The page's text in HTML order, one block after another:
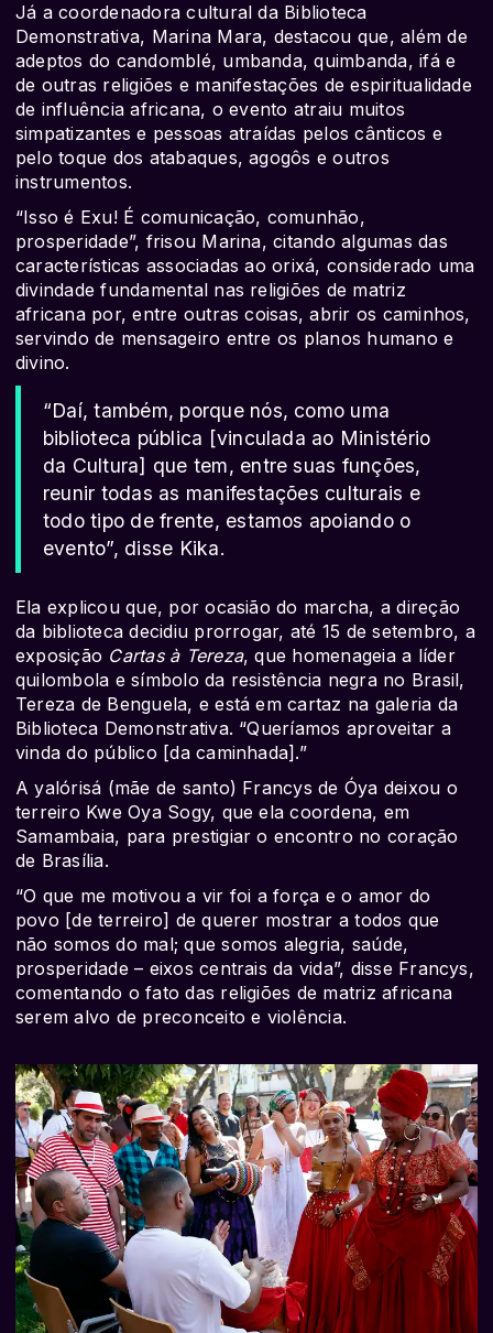
Já a coordenadora cultural da Biblioteca
Demonstrativa, Marina Mara, destacou que, além de
adeptos do candomblé, umbanda, quimbanda, ifá e
de outras religiões e manifestações de espiritualidade
de influência africana, o evento atraiu muitos
simpatizantes e pessoas atraídas pelos cânticos e
pelo toque dos atabaques, agogôs e outros
instrumentos.
“Isso é Exu! É comunicação, comunhão,
prosperidade”, frisou Marina, citando algumas das
características associadas ao orixá, considerado uma
divindade fundamental nas religiões de matriz
africana por, entre outras coisas, abrir os caminhos,
servindo de mensageiro entre os planos humano e
divino.
“Daí, também, porque nós, como uma
biblioteca pública [vinculada ao Ministério
da Cultura] que tem, entre suas funções,
reunir todas as manifestações culturais e
todo tipo de frente, estamos apoiando o
evento”, disse Kika.
Ela explicou que, por ocasião do marcha, a direção
da biblioteca decidiu prorrogar, até 15 de setembro, a
exposição Cartas à Tereza, que homenageia a líder
quilombola e símbolo da resistência negra no Brasil,
Tereza de Benguela, e está em cartaz na galeria da
Biblioteca Demonstrativa. “Queríamos aproveitar a
vinda do público [da caminhada].”
A yalórisá (mãe de santo) Francys de Óya deixou o
terreiro Kwe Oya Sogy, que ela coordena, em
Samambaia, para prestigiar o encontro no coração
de Brasília.
“O que me motivou a vir foi a força e o amor do
povo [de terreiro] de querer mostrar a todos que
não somos do mal; que somos alegria, saúde,
prosperidade – eixos centrais da vida”, disse Francys,
comentando o fato das religiões de matriz africana
serem alvo de preconceito e violência.